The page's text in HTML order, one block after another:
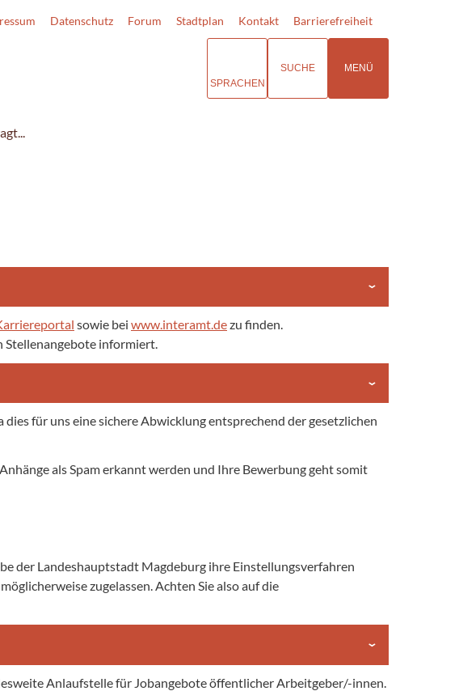
Datenschutz Forum Stadtplan Kontakt Barrierefreiheit
SPRACHEN
SUCHE MENÜ
sowie bei www.interamt.dezu finden.
Stellenangebote informiert.
für uns eine sichere Abwicklung entsprechend der gesetzlichen
als Spam erkannt werden und Ihre Bewerbung geht somit
der Landeshauptstadt Magdeburg ihre Einstellungsverfahren
zugelassen. Achten Sie also auf die
Anlaufstelle für Jobangebote öffentlicher Arbeitgeber/-innen.